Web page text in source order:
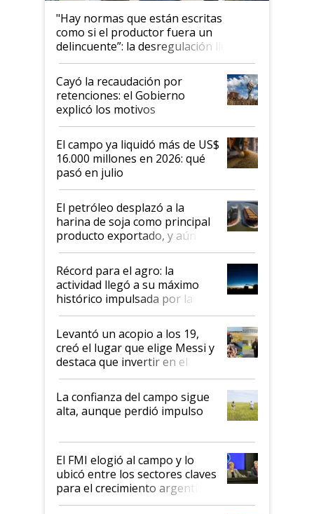
"Hay normas que están escritas
como si el productor fuera un
delincuente”: la desregulación llegó
al Congreso Aapresid y hasta se
habló del financiamiento al IPCVA
Cayó la recaudación por
retenciones: el Gobierno
explicó los motivos
El campo ya liquidó más de US$
16.000 millones en 2026: qué
pasó en julio
El petróleo desplazó a la
harina de soja como principal
producto exportado, y aún así
el agro aportó casi seis de cada
diez dólares y sostuvo el
liderazgo en un semestre
récord
Récord para el agro: la
actividad llegó a su máximo
histórico impulsada por la
cosecha y las exportaciones
Levantó un acopio a los 19,
creó el lugar que elige Messi y
destaca que invertir en el
kirchnerismo era como "darle
plata a un hijo para droga":
Juan Félix Rossetti, el libertario
que de una dura crisis salió
de Milei
La confianza del campo sigue
alta, aunque perdió impulso
El FMI elogió al campo y lo
ubicó entre los sectores claves
para el crecimiento argentino